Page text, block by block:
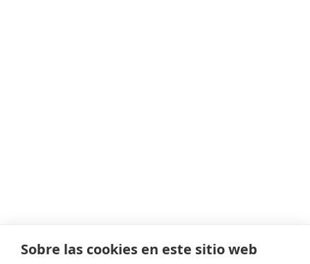
Sobre las cookies en este sitio web